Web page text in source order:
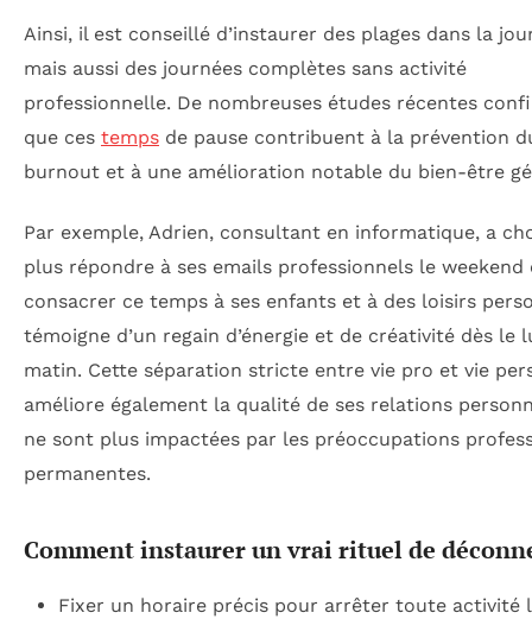
Ainsi, il est conseillé d’instaurer des plages dans la
mais aussi des journées complètes sans activité
professionnelle. De nombreuses études récentes
que ces temps de pause contribuent à la prévention
burnout et à une amélioration notable du bien-être
Par exemple, Adrien, consultant en informatique, a
plus répondre à ses emails professionnels le weekend
consacrer ce temps à ses enfants et à des loisirs
témoigne d’un regain d’énergie et de créativité dès le
matin. Cette séparation stricte entre vie pro et vie
améliore également la qualité de ses relations
ne sont plus impactées par les préoccupations
permanentes.
Comment instaurer un vrai rituel de
Fixer un horaire précis pour arrêter toute activité